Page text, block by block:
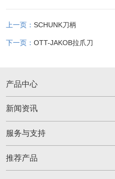
上一页： SCHUNK刀柄
下一页： OTT-JAKOB拉爪刀
产品中心
新闻资讯
服务与支持
推荐产品